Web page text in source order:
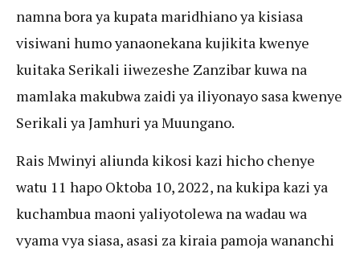
namna bora ya kupata maridhiano ya kisiasa
visiwani humo yanaonekana kujikita kwenye
kuitaka Serikali iiwezeshe Zanzibar kuwa na
mamlaka makubwa zaidi ya iliyonayo sasa kwenye
Serikali ya Jamhuri ya Muungano.
Rais Mwinyi aliunda kikosi kazi hicho chenye
watu 11 hapo Oktoba 10, 2022, na kukipa kazi ya
kuchambua maoni yaliyotolewa na wadau wa
vyama vya siasa, asasi za kiraia pamoja wananchi